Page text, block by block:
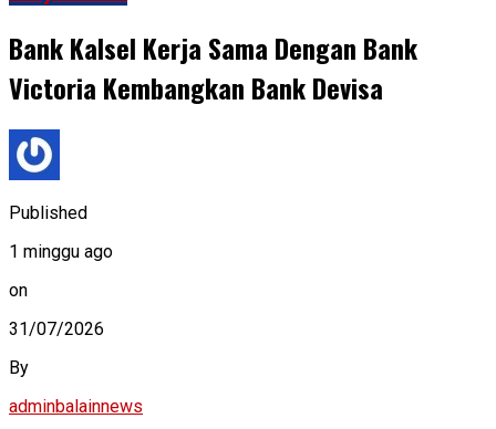
Bank Kalsel Kerja Sama Dengan Bank
Victoria Kembangkan Bank Devisa
Published
1 minggu ago
on
31/07/2026
By
adminbalainnews